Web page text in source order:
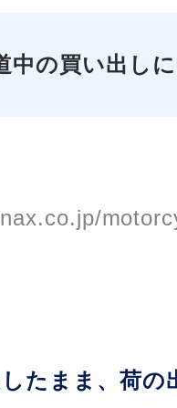
中の買い出しに
たまま、荷の